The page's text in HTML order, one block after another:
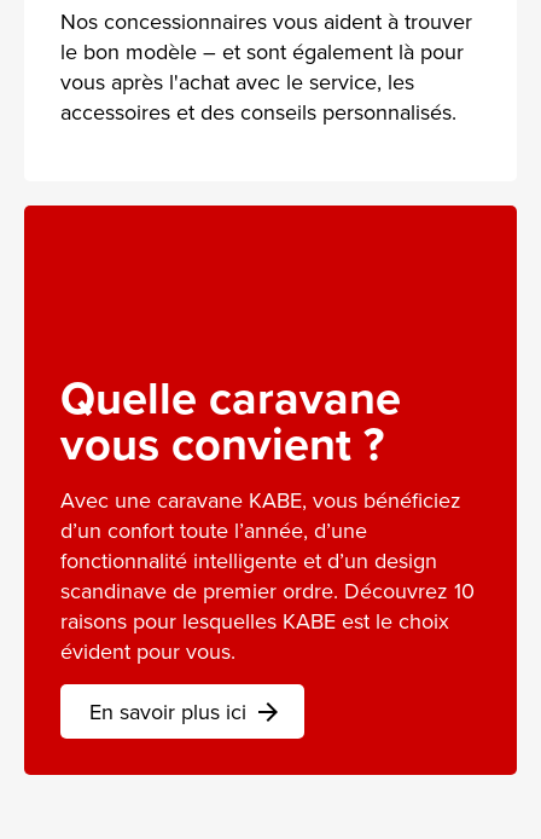
Nos concessionnaires vous aident à trouver
le bon modèle – et sont également là pour
vous après l'achat avec le service, les
accessoires et des conseils personnalisés.
Quelle caravane
vous convient ?
Avec une caravane KABE, vous bénéficiez
d’un confort toute l’année, d’une
fonctionnalité intelligente et d’un design
scandinave de premier ordre. Découvrez 10
raisons pour lesquelles KABE est le choix
évident pour vous.
En savoir plus ici arrow_forward